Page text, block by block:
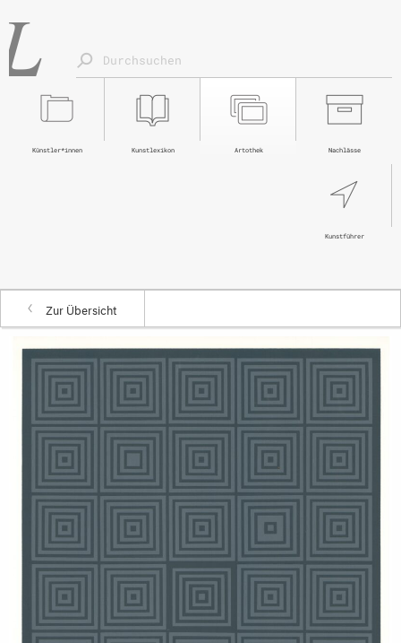
Nachlässe
Artothek
Kunstlexikon
Künstler*innen
Kunstführer
Zur Übersicht